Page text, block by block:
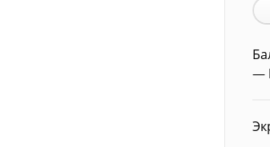
—